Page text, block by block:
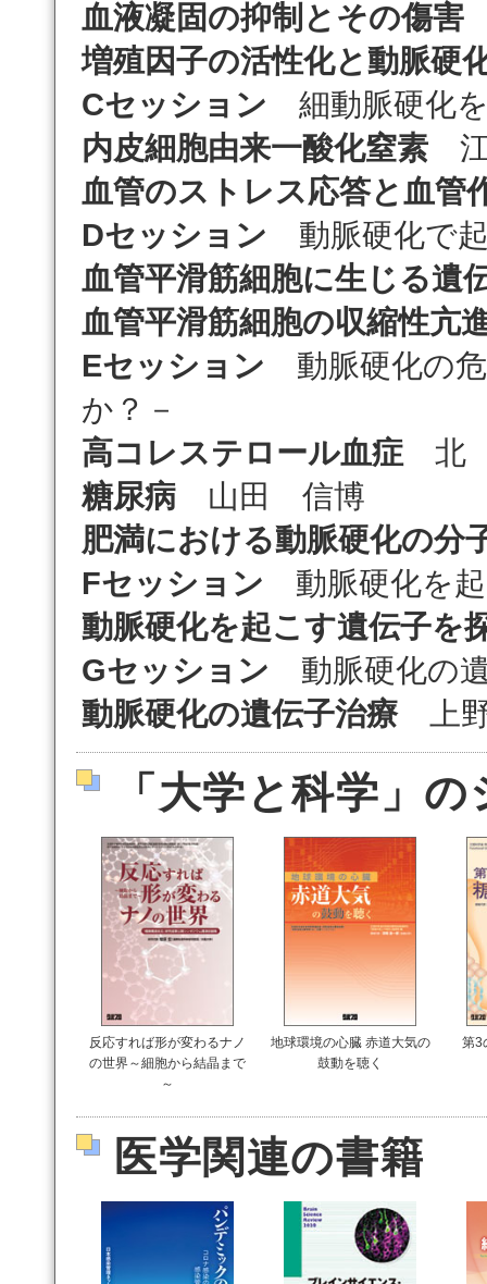
血液凝固の抑制とその傷害
増殖因子の活性化と動脈硬
Cセッション 細動脈硬化
内皮細胞由来一酸化窒素
血管のストレス応答と血管
Dセッション 動脈硬化で
血管平滑筋細胞に生じる遺
血管平滑筋細胞の収縮性亢
Eセッション 動脈硬化の
か？－
高コレステロール血症
糖尿病 山田 信博
肥満における動脈硬化の分
Fセッション 動脈硬化を
動脈硬化を起こす遺伝子を
Gセッション 動脈硬化の
動脈硬化の遺伝子治療上
「大学と科学」
反応すれば形が変わるナノ
の世界～細胞から結晶まで
～
地球環境の心臓 赤道大気の
鼓動を聴く
第3
医学関連の書籍